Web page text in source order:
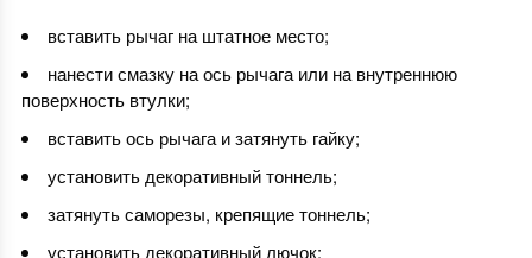
вставить рычаг на штатное место;
нанести смазку на ось рычага или на внутреннюю
поверхность втулки;
вставить ось рычага и затянуть гайку;
установить декоративный тоннель;
затянуть саморезы, крепящие тоннель;
установить декоративный лючок;